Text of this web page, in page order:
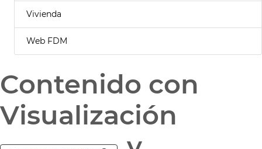
Vivienda
Web FDM
Contenido con
Visualización